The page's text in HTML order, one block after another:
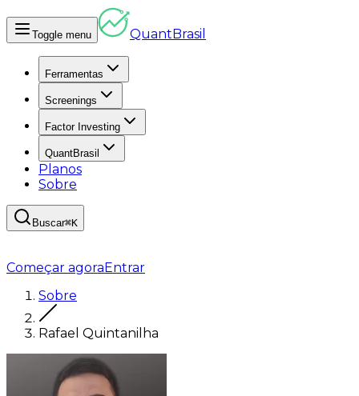
Toggle menu QuantBrasil
Ferramentas
Screenings
Factor Investing
QuantBrasil
Planos
Sobre
Buscar⌘K
Começar agoraEntrar
Sobre
Rafael Quintanilha